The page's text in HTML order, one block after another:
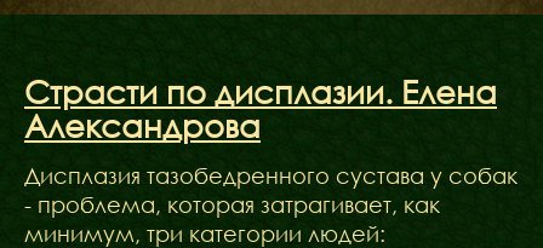
Страсти по дисплазии. Елена
Александрова
Дисплазия тазобедренного сустава у собак
- проблема, которая затрагивает, как
минимум, три категории людей:
МІФИ
БЛОГ
ГАЛЕРЕЇ